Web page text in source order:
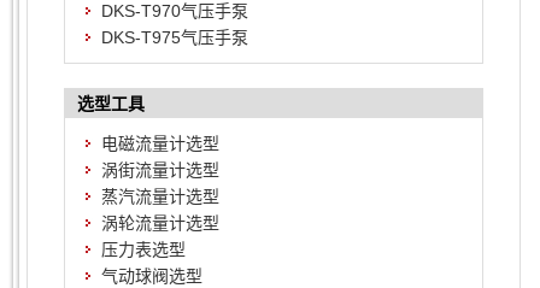
DKS-T970气压手泵
DKS-T975气压手泵
选型工具
电磁流量计选型
涡街流量计选型
蒸汽流量计选型
涡轮流量计选型
压力表选型
气动球阀选型